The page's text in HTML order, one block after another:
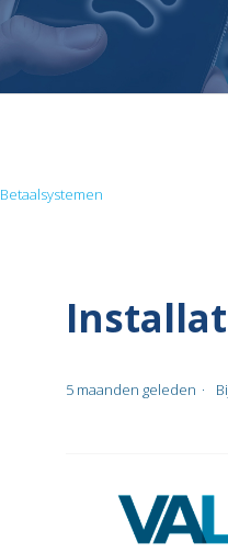
Betaalsystemen
5 maanden geleden